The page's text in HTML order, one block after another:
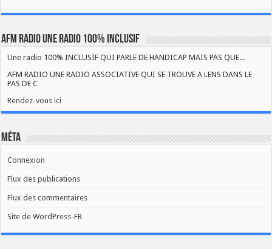
AFM RADIO UNE RADIO 100% INCLUSIF
Une radio 100% INCLUSIF QUI PARLE DE HANDICAP MAIS PAS QUE...
AFM RADIO UNE RADIO ASSOCIATIVE QUI SE TROUVE A LENS DANS LE
PAS DE C
Rendez-vous ici
Méta
Connexion
Flux des publications
Flux des commentaires
Site de WordPress-FR